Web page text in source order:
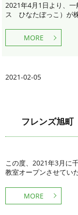
2021年4月1日より、
ス ひなたぼっこ）が
MORE
2021-02-05
フレンズ旭町
この度、2021年3月に
教室オープンさせてい
MORE